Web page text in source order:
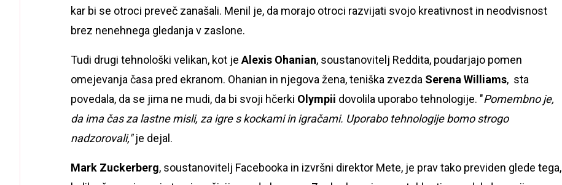
kar bi se otroci preveč zanašali. Menil je, da morajo otroci razvijati svojo kreativnost in neodvisnost
brez nenehnega gledanja v zaslone.
Tudi drugi tehnološki velikan, kot je Alexis Ohanian, soustanovitelj Reddita, poudarjajo pomen
omejevanja časa pred ekranom. Ohanian in njegova žena, teniška zvezda Serena Williams, sta
povedala, da se jima ne mudi, da bi svoji hčerki Olympii dovolila uporabo tehnologije. "Pomembno je,
da ima čas za lastne misli, za igre s kockami in igračami. Uporabo tehnologije bomo strogo
nadzorovali,"je dejal.
Mark Zuckerberg, soustanovitelj Facebooka in izvršni direktor Mete, je prav tako previden glede tega,